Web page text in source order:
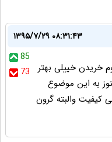
۱۳۹۵/۷/۲۹ ۰۸:۳۱:۴۳
85
73
خریدن خییلی بهتر
به این موضوع
والبته گرون